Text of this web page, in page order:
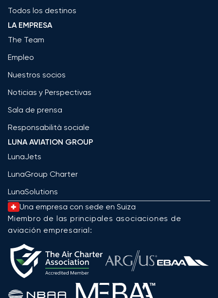
Todos los destinos
LA EMPRESA
The Team
Empleo
Nuestros socios
Noticias y Perspectivas
Sala de prensa
Responsabilità sociale
LUNA AVIATION GROUP
LunaJets
LunaGroup Charter
LunaSolutions
Una empresa con sede en Suiza
Miembro de las principales asociaciones de
aviación empresarial: